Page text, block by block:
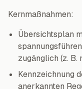
Kernmaßnahmen:
Übersichtsplan
zugänglich (z. B.
Kennzeichnung
anerkannten